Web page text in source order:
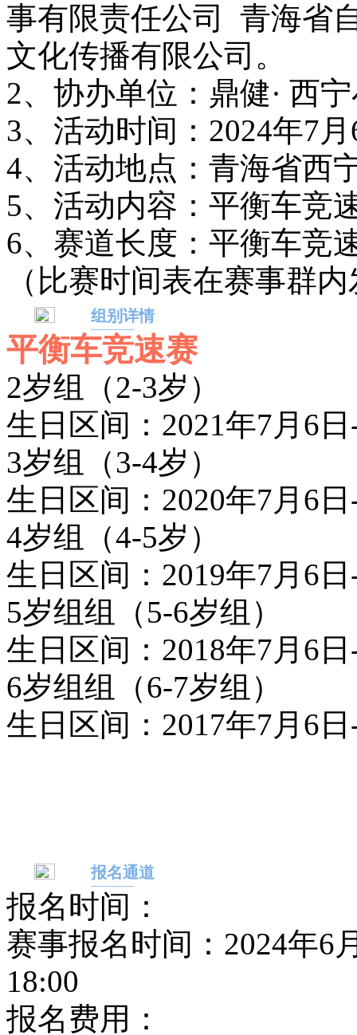
事有限责任公司 青海省
文化传播有限公司。
2、协办单位：鼎健· 西
3、活动时间：2024年7
4、活动地点：青海省西
5、活动内容：平衡车竞
6、赛道长度：平衡车竞
（比赛时间表在赛事群
组别详情
平衡车竞速赛
2岁组（2-3岁）
生日区间：2021年7月6
3岁组（3-4岁）
生日区间：2020年7月6
4岁组（4-5岁）
生日区间：2019年7月6
5岁组组（5-6岁组）
生日区间：2018年7月6
6岁组组（6-7岁组）
生日区间：2017年7月6
报名通道
报名时间：
赛事报名时间：2024年6
18:00
报名费用：